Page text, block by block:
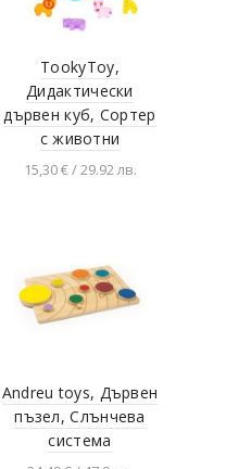
TookyToy,
Дидактически
дървен куб, Сортер
с животни
15,30 € / 29.92 лв.
Andreu toys, Дървен
пъзел, Слънчева
система